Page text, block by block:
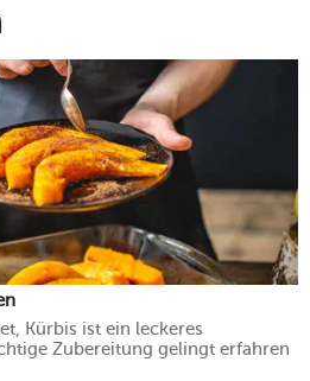
Kürbis ist ein leckeres
Zubereitung gelingt erfahren